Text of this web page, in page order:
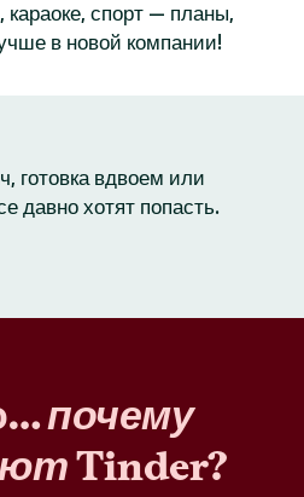
спорт — планы,
в новой компании!
готовка вдвоем или
давно хотят попасть.
почему
Tinder?